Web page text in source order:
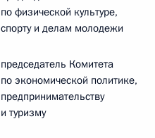
по физической культуре,
спорту и делам молодежи
председатель Комитета
по экономической политике,
предпринимательству
и туризму